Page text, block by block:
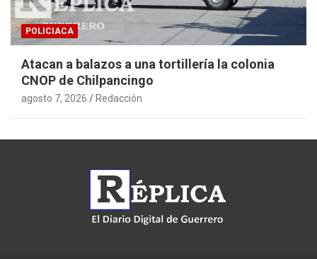
POLICIACA
Atacan a balazos a una tortillería la colonia
CNOP de Chilpancingo
agosto 7, 2026 Redacción